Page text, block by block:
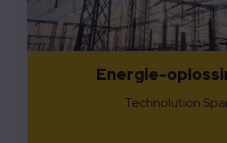
Energie-
Technolution